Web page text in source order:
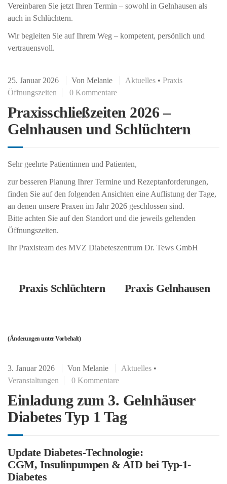
Vereinbaren Sie jetzt Ihren Termin – sowohl in Gelnhausen als
auch in Schlüchtern.
Wir begleiten Sie auf Ihrem Weg – kompetent, persönlich und
vertrauensvoll.
25. Januar 2026 Von Melanie Aktuelles • Praxis
Öffnungszeiten
0 Kommentare
Praxisschließzeiten 2026 –
Gelnhausen und Schlüchtern
Sehr geehrte Patientinnen und Patienten,
zur besseren Planung Ihrer Termine und Rezeptanforderungen,
finden Sie auf den folgenden Ansichten eine Auflistung der Tage,
an denen unsere Praxen im Jahr 2026 geschlossen sind.
Bitte achten Sie auf den Standort und die jeweils geltenden
Öffnungszeiten.
Ihr Praxisteam des MVZ Diabeteszentrum Dr. Tews GmbH
Praxis Schlüchtern Praxis Gelnhausen
(Änderungen unter Vorbehalt)
3. Januar 2026 Von Melanie Aktuelles •
Veranstaltungen
0 Kommentare
Einladung zum 3. Gelnhäuser
Diabetes Typ 1 Tag
Update Diabetes-Technologie:
CGM, Insulinpumpen & AID bei Typ-1-
Diabetes